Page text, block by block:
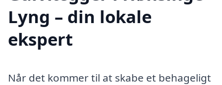
Lyng – din lokale
ekspert
Når det kommer til at skabe et behageligt